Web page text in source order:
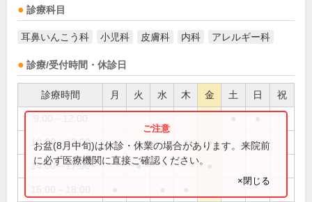
診療科目
耳鼻いんこう科 小児科 皮膚科 内科 アレルギー科
診療/受付時間・休診日
診療時間 月 火 水 木 金 土 日 祝
10:00～13:00 ● ● ● ●
14:00～17:00 ●
お盆(8月中旬)は休診・休業の場合があります。来院前
に必ず医療機関に直接ご確認ください。
×閉じる